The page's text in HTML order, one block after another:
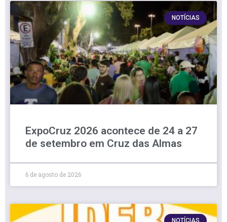
NOTÍCIAS
ExpoCruz 2026 acontece de 24 a 27
de setembro em Cruz das Almas
6 de agosto de 2026